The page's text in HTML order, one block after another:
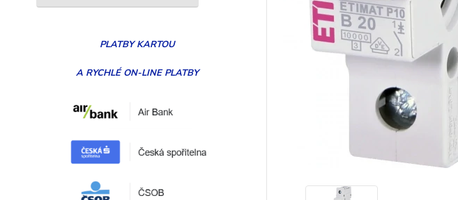
PLATBYKARTOU
A RYCHLÉ ON-LINE PLATBY